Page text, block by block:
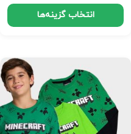
انتخاب گزینه‌ها